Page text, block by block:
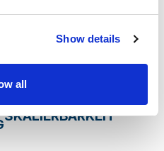
Show details
all
SKALIERBARKEIT